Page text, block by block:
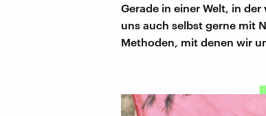
Gerade in einer Welt, in
uns auch selbst gerne mit
Methoden, mit denen wir